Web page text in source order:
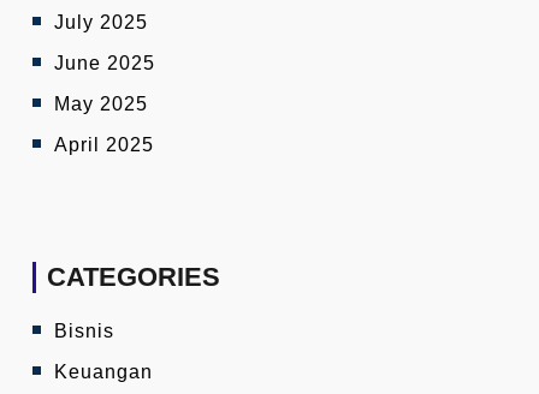
July 2025
June 2025
May 2025
April 2025
CATEGORIES
Bisnis
Keuangan